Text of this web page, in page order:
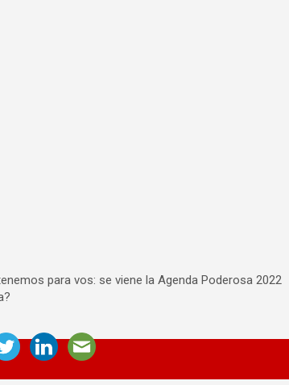
para vos: se viene la Agenda Poderosa 2022